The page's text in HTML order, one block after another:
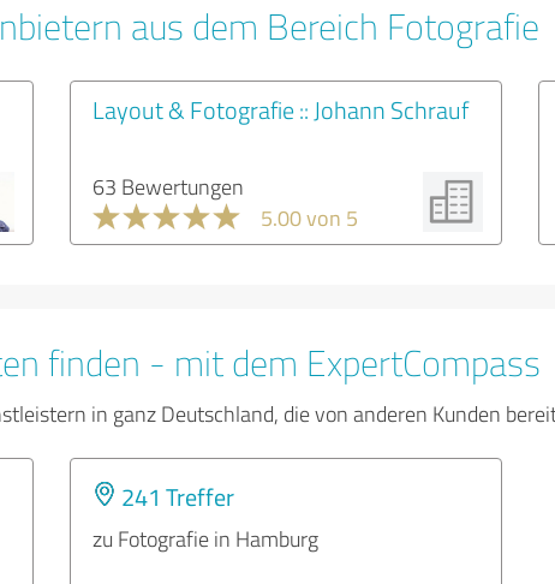
aus dem Bereich Fotografie
Layout & Fotografie :: Johann Schrauf
63 Bewertungen
5.00 von 5
finden - mit dem ExpertCompass
in ganz Deutschland, die von anderen Kunden
241 Treffer
zu Fotografie in Hamburg